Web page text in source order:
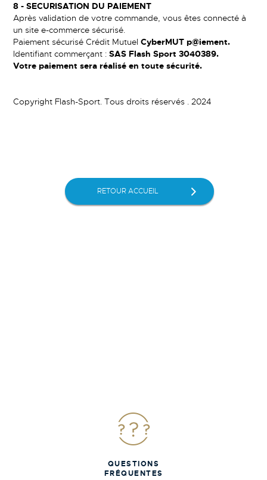
8 -SECURISATION DU PAIEMENT
Après validation de votre commande, vous êtes connecté à
un site e-commerce sécurisé.
Paiement sécurisé Crédit MutuelCyberMUT p@iement.
Identifiant commerçant :SAS Flash Sport 3040389.
Votre paiement sera réalisé en toute sécurité.
Copyright Flash-Sport. Tous droits réservés . 2024
RETOUR ACCUEIL
QUESTIONS
FRÉQUENTES